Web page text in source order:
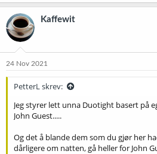
a
k
j
o
e
Kaffewit
24 Nov 2021
PetterL skrev:
Jeg styrer lett unna Duotight basert på
John Guest.....
Og det å blande dem som du gjør her
dårligere om natten, gå heller for John